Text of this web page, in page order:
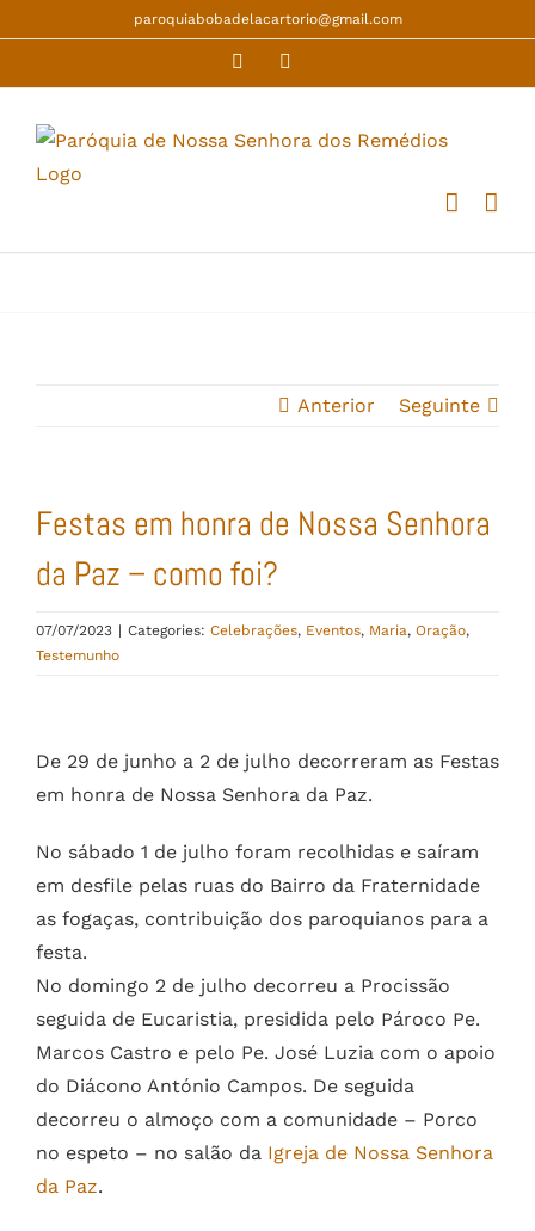
content
paroquiabobadelacartorio@gmail.com
Facebook
Anterior Seguinte
Festas em honra de Nossa Senhora
da Paz – como foi?
07/07/2023 | Categories: Celebrações, Eventos, Maria, Oração,
Testemunho
Larger
Image
De 29 de junho a 2 de julho decorreram as Festas
em honra de Nossa Senhora da Paz.
No sábado 1 de julho foram recolhidas e saíram
em desfile pelas ruas do Bairro da Fraternidade
as fogaças, contribuição dos paroquianos para a
festa.
No domingo 2 de julho decorreu a Procissão
seguida de Eucaristia, presidida pelo Pároco Pe.
Marcos Castro e pelo Pe. José Luzia com o apoio
do Diácono António Campos. De seguida
decorreu o almoço com a comunidade – Porco
no espeto – no salão da Igreja de Nossa Senhora
da Paz.